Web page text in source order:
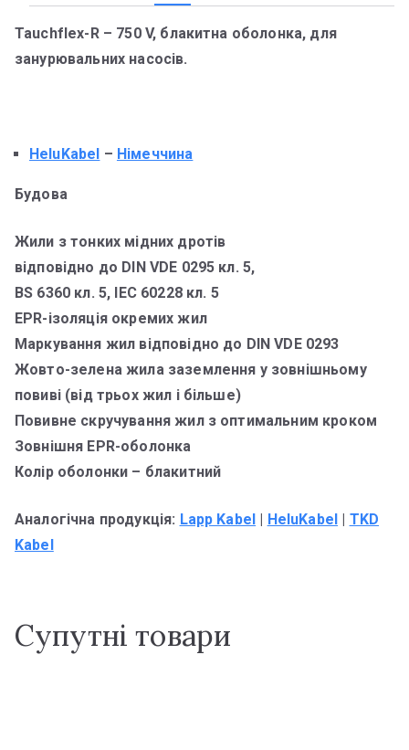
Tauchflex-R – 750 V, блакитна оболонка, для
занурювальних насосів.
HeluKabel – Німеччина
Будова
Жили з тонких мідних дротів
відповідно до DIN VDE 0295 кл. 5,
BS 6360 кл. 5, IEC 60228 кл. 5
EPR-ізоляція окремих жил
Маркування жил відповідно до DIN VDE 0293
Жовто-зелена жила заземлення у зовнішньому
повиві (від трьох жил і більше)
Повивне скручування жил з оптимальним кроком
Зовнішня EPR-оболонка
Колір оболонки – блакитний
Аналогічна продукція: Lapp Kabel | HeluKabel | TKD
Kabel
Супутні товари